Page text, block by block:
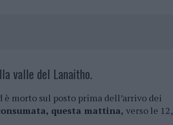
valle del Lanaitho.
è morto sul posto prima dell’arrivo dei
questa mattina, verso le 12,